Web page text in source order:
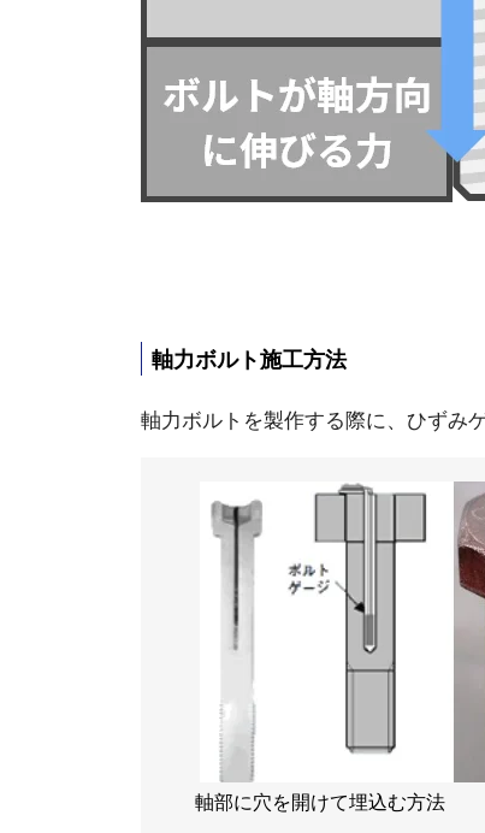
軸力ボルト施工方法
軸力ボルトを製作する際に、ひずみ
軸部に穴を開けて埋込む方法